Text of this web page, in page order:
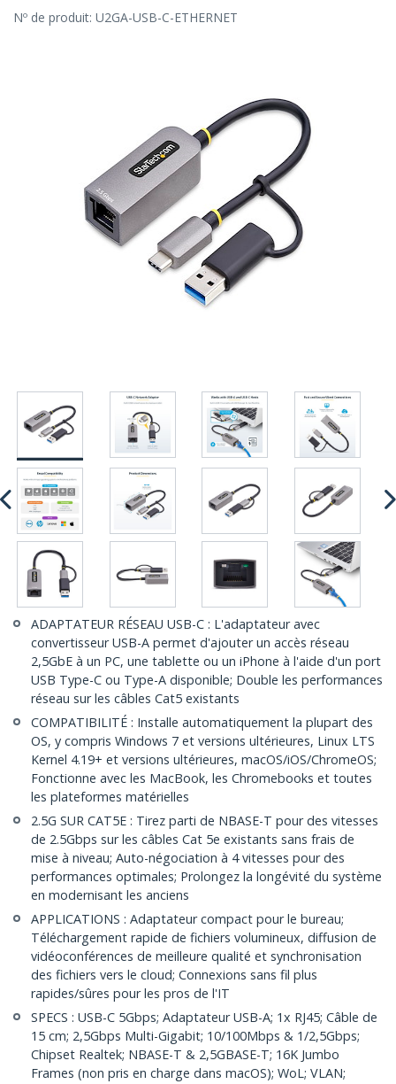
Nº de produit: U2GA-USB-C-ETHERNET
ADAPTATEUR RÉSEAU USB-C : L'adaptateur avec
convertisseur USB-A permet d'ajouter un accès réseau
2,5GbE à un PC, une tablette ou un iPhone à l'aide d'un port
USB Type-C ou Type-A disponible; Double les performances
réseau sur les câbles Cat5 existants
COMPATIBILITÉ : Installe automatiquement la plupart des
OS, y compris Windows 7 et versions ultérieures, Linux LTS
Kernel 4.19+ et versions ultérieures, macOS/iOS/ChromeOS;
Fonctionne avec les MacBook, les Chromebooks et toutes
les plateformes matérielles
2.5G SUR CAT5E : Tirez parti de NBASE-T pour des vitesses
de 2.5Gbps sur les câbles Cat 5e existants sans frais de
mise à niveau; Auto-négociation à 4 vitesses pour des
performances optimales; Prolongez la longévité du système
en modernisant les anciens
APPLICATIONS : Adaptateur compact pour le bureau;
Téléchargement rapide de fichiers volumineux, diffusion de
vidéoconférences de meilleure qualité et synchronisation
des fichiers vers le cloud; Connexions sans fil plus
rapides/sûres pour les pros de l'IT
SPECS : USB-C 5Gbps; Adaptateur USB-A; 1x RJ45; Câble de
15 cm; 2,5Gbps Multi-Gigabit; 10/100Mbps & 1/2,5Gbps;
Chipset Realtek; NBASE-T & 2,5GBASE-T; 16K Jumbo
Frames (non pris en charge dans macOS); WoL; VLAN;